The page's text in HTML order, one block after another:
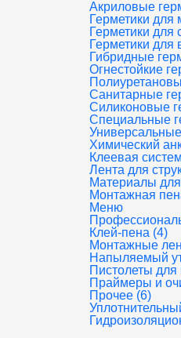
Акриловые
Герметики
Герметики для
Герметики для
Гибридные
Огнестойкие
Санитарные
Силиконовые
Специальные
Химический
Клеевая
Лента для
Материалы для
Монтажная
Меню
Клей-пена (4)
Монтажные
Напыляемый
Пистолеты для
Праймеры и
Прочее (6)